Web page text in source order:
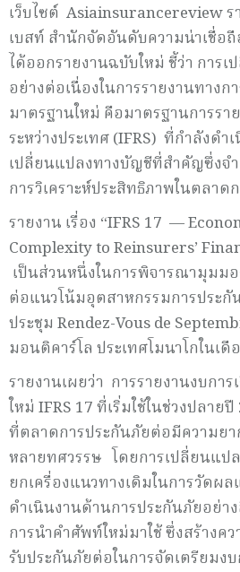
เว็บไซต์ Asiainsurancereview ร
เบสท์ สำนักจัดอันดับความน่าเชื่อถื
ได้ออกรายงานฉบับใหม่ ชี้ว่า การ
อย่างต่อเนื่องในการรายงานทางก
มาตรฐานใหม่ คือมาตรฐานการรา
ระหว่างประเทศ (IFRS) ที่กำลังดำ
เปลี่ยนแปลงทางบัญชีที่สำคัญซึ่งจ
การวิเคราะห์ประสิทธิภาพในตลาด
รายงาน เรื่อง “IFRS 17 —
Complexity to Reinsurers’
เป็นส่วนหนึ่งในการพิจารณามุมม
ต่อแนวโน้มอุตสาหกรรมการประ
ประชุม Rendez-Vous de
มอนติคาร์โล ประเทศโมนาโกในเ
รายงานเผยว่า การรายงานงบกา
ใหม่ IFRS 17 ที่เริ่มใช้ในช่วงปลาย
ที่ตลาดการประกันภัยต่อมีความย
หลายทศวรรษ โดยการเปลี่ยนแป
ยกเครื่องแนวทางเดิมในการวัดผ
ดำเนินงานด้านการประกันภัยอย่า
การนำคำศัพท์ใหม่มาใช้ ซึ่งสร้างค
รับประกันภัยต่อในการจัดเตรียมงบ